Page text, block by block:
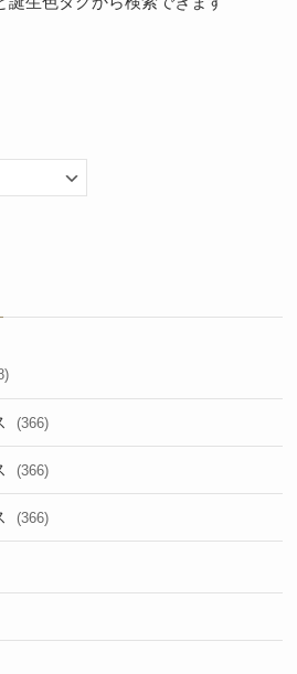
(366)
(366)
(366)